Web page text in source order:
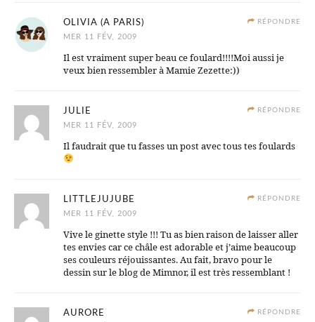
RÉPONDRE
OLIVIA (A PARIS)
MER 11 FÉV, 2009
Il est vraiment super beau ce foulard!!!!Moi aussi je
veux bien ressembler à Mamie Zezette:))
RÉPONDRE
JULIE
MER 11 FÉV, 2009
Il faudrait que tu fasses un post avec tous tes foulards
RÉPONDRE
LITTLEJUJUBE
MER 11 FÉV, 2009
Vive le ginette style !!! Tu as bien raison de laisser aller
tes envies car ce châle est adorable et j’aime beaucoup
ses couleurs réjouissantes. Au fait, bravo pour le
dessin sur le blog de Mimnor, il est très ressemblant !
RÉPONDRE
AURORE